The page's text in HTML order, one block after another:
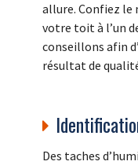
allure. Confiez le
votre toit à l’un
conseillons afin
résultat de
Des taches